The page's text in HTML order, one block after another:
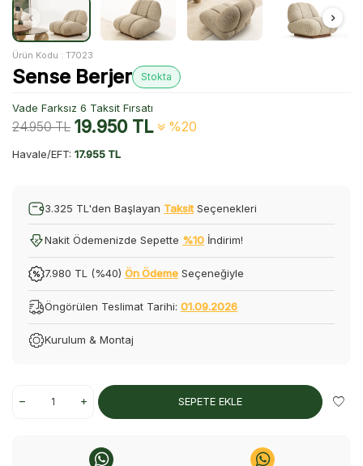
Ürün Kodu : T7023
Sense Berjer Stokta
Vade Farksız 6 Taksit Fırsatı
24.950TL 19.950TL %20
Havale/EFT: 17.955 TL
3.325 TL'den Başlayan Taksit Seçenekleri
Nakit Ödemenizde Sepette %10 İndirim!
7.980 TL (%40) Ön Ödeme Seçeneğiyle
Öngörülen Teslimat Tarihi: 01.09.2026
Kurulum & Montaj
SEPETE EKLE